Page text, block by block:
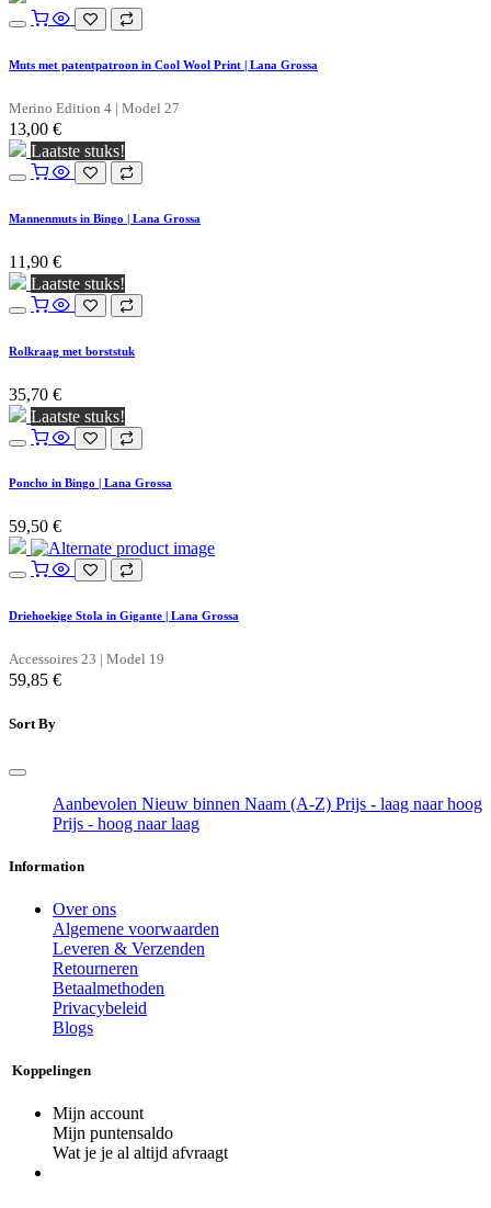
Muts met patentpatroon in Cool Wool Print | Lana Grossa
Merino Edition 4 | Model 27
13,00 €
Laatste stuks!
Mannenmuts in Bingo | Lana Grossa
11,90 €
Laatste stuks!
Rolkraag met borststuk
35,70 €
Laatste stuks!
Poncho in Bingo | Lana Grossa
59,50 €
Driehoekige Stola in Gigante | Lana Grossa
Accessoires 23 | Model 19
59,85 €
Sort By
Aanbevolen Nieuw binnen Naam (A-Z) Prijs - laag naar hoog
Prijs - hoog naar laag
Information
Over ons
Algemene voorwaarden
Leveren & Verzenden
Retourneren
Betaalmethoden
Privacybeleid
Blogs
Koppelingen
Mijn account
Mijn puntensaldo
Wat je je al altijd afvraagt